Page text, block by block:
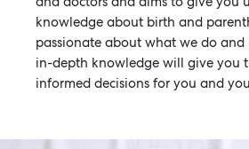
knowledge about birth and
passionate about what we do
in-depth knowledge will give you
informed decisions for you and